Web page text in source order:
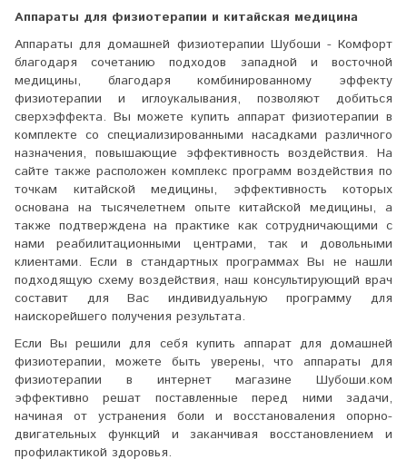
Аппараты для физиотерапии и китайская медицина
Аппараты для домашней физиотерапии Шубоши - Комфорт
благодаря сочетанию подходов западной и восточной
медицины, благодаря комбинированному эффекту
физиотерапии и иглоукалывания, позволяют добиться
сверхэффекта. Вы можете купить аппарат физиотерапии в
комплекте со специализированными насадками различного
назначения, повышающие эффективность воздействия. На
сайте также расположен комплекс программ воздействия по
точкам китайской медицины, эффективность которых
основана на тысячелетнем опыте китайской медицины, а
также подтверждена на практике как сотрудничающими с
нами реабилитационными центрами, так и довольными
клиентами. Если в стандартных программах Вы не нашли
подходящую схему воздействия, наш консультирующий врач
составит для Вас индивидуальную программу для
наискорейшего получения результата.
Если Вы решили для себя купить аппарат для домашней
физиотерапии, можете быть уверены, что аппараты для
физиотерапии в интернет магазине Шубоши.ком
эффективно решат поставленные перед ними задачи,
начиная от устранения боли и восстановаления опорно-
двигательных функций и заканчивая восстановлением и
профилактикой здоровья.